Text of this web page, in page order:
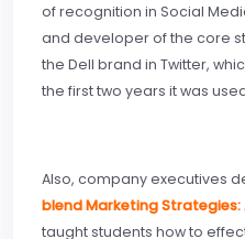
of recognition in Social
and developer of the core
the Dell brand in Twitter,
the first two years it was
Also, company executives
blend Marketing
taught students how to